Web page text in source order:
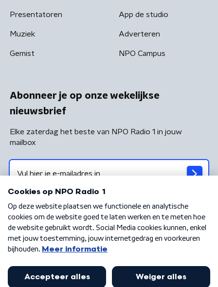
Presentatoren
Muziek
Gemist
App de studio
Adverteren
NPO Campus
Abonneer je op onze wekelijkse
nieuwsbrief
Elke zaterdag het beste van NPO Radio 1 in jouw
mailbox
Algemene voorwaarden